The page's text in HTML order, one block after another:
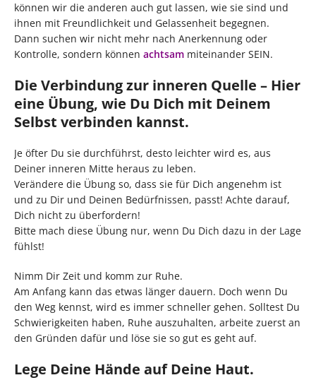
können wir die anderen auch gut lassen, wie sie sind und
ihnen mit Freundlichkeit und Gelassenheit begegnen.
Dann suchen wir nicht mehr nach Anerkennung oder
Kontrolle, sondern können achtsam miteinander SEIN.
Die Verbindung zur inneren Quelle – Hier
eine Übung, wie Du Dich mit Deinem
Selbst verbinden kannst.
Je öfter Du sie durchführst, desto leichter wird es, aus
Deiner inneren Mitte heraus zu leben.
Verändere die Übung so, dass sie für Dich angenehm ist
und zu Dir und Deinen Bedürfnissen, passt! Achte darauf,
Dich nicht zu überfordern!
Bitte mach diese Übung nur, wenn Du Dich dazu in der Lage
fühlst!
Nimm Dir Zeit und komm zur Ruhe.
Am Anfang kann das etwas länger dauern. Doch wenn Du
den Weg kennst, wird es immer schneller gehen. Solltest Du
Schwierigkeiten haben, Ruhe auszuhalten, arbeite zuerst an
den Gründen dafür und löse sie so gut es geht auf.
Lege Deine Hände auf Deine Haut.